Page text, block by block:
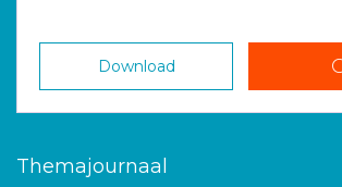
Download
Themajournaal